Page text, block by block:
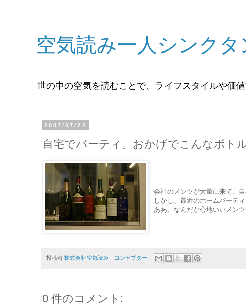
空気読み一人シンクタ
世の中の空気を読むことで、ライフスタイルや価
2007/07/22
自宅でパーティ。おかげでこんなボト
会社のメンツが大量に来て、自
しかし、最近のホームパーテ
ああ、なんだか心地いいメンツ
投稿者 株式会社空気読み コンセプター
0 件のコメント: